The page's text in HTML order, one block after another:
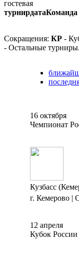
гостевая
турнирдатаКоманда
Сокращения: КР -
- Остальные турниры.
16 октября
Чемпионат
Кузбасс
г. Кемерово |
12 апреля
Кубок России